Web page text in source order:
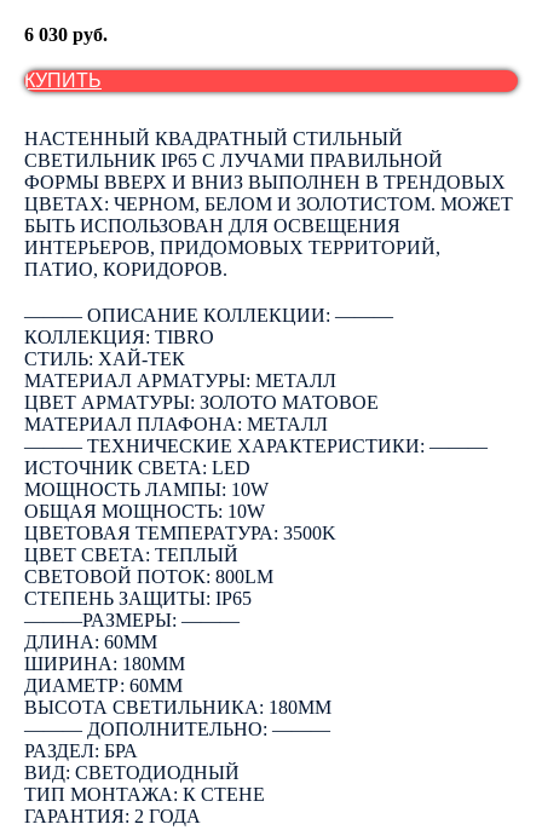
6 030 руб.
КУПИТЬ
НАСТЕННЫЙ КВАДРАТНЫЙ СТИЛЬНЫЙ
СВЕТИЛЬНИК IP65 С ЛУЧАМИ ПРАВИЛЬНОЙ
ФОРМЫ ВВЕРХ И ВНИЗ ВЫПОЛНЕН В ТРЕНДОВЫХ
ЦВЕТАХ: ЧЕРНОМ, БЕЛОМ И ЗОЛОТИСТОМ. МОЖЕТ
БЫТЬ ИСПОЛЬЗОВАН ДЛЯ ОСВЕЩЕНИЯ
ИНТЕРЬЕРОВ, ПРИДОМОВЫХ ТЕРРИТОРИЙ,
ПАТИО, КОРИДОРОВ.
――― ОПИСАНИЕ КОЛЛЕКЦИИ: ―――
КОЛЛЕКЦИЯ: TIBRO
СТИЛЬ: ХАЙ-ТЕК
МАТЕРИАЛ АРМАТУРЫ: МЕТАЛЛ
ЦВЕТ АРМАТУРЫ: ЗОЛОТО МАТОВОЕ
МАТЕРИАЛ ПЛАФОНА: МЕТАЛЛ
――― ТЕХНИЧЕСКИЕ ХАРАКТЕРИСТИКИ: ―――
ИСТОЧНИК СВЕТА: LED
МОЩНОСТЬ ЛАМПЫ: 10W
ОБЩАЯ МОЩНОСТЬ: 10W
ЦВЕТОВАЯ ТЕМПЕРАТУРА: 3500K
ЦВЕТ СВЕТА: ТЕПЛЫЙ
СВЕТОВОЙ ПОТОК: 800LM
СТЕПЕНЬ ЗАЩИТЫ: IP65
―――РАЗМЕРЫ: ―――
ДЛИНА: 60ММ
ШИРИНА: 180ММ
ДИАМЕТР: 60ММ
ВЫСОТА СВЕТИЛЬНИКА: 180ММ
――― ДОПОЛНИТЕЛЬНО: ―――
РАЗДЕЛ: БРА
ВИД: СВЕТОДИОДНЫЙ
ТИП МОНТАЖА: К СТЕНЕ
ГАРАНТИЯ: 2 ГОДА